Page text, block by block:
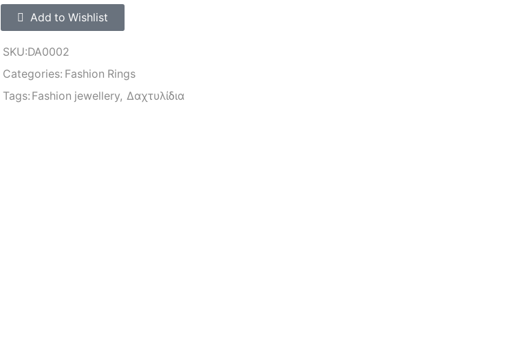
Add to Wishlist
SKU:DA0002
Categories: Fashion Rings
Tags: Fashion jewellery, Δαχτυλίδια